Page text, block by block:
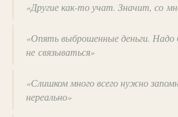
«Другие как-то учат. Значит, со
«Опять выброшенные деньги. Надо
не связываться»
«Слишком много всего нужно
нереально»